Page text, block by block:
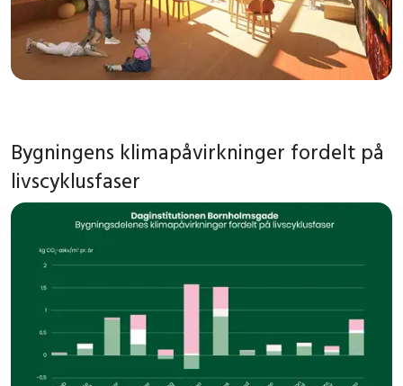
Bygningens klimapåvirkninger fordelt på
livscyklusfaser